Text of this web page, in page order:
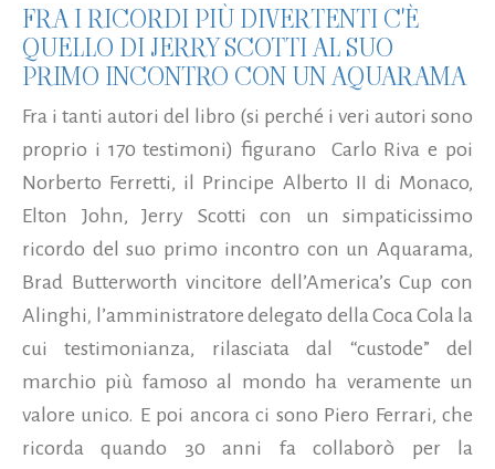
FRA I RICORDI PIÙ DIVERTENTI C'È
QUELLO DI JERRY SCOTTI AL SUO
PRIMO INCONTRO CON UN AQUARAMA
Fra i tanti autori del libro (si perché i veri autori sono
proprio i 170 testimoni) figurano Carlo Riva e poi
Norberto Ferretti, il Principe Alberto II di Monaco,
Elton John, Jerry Scotti con un simpaticissimo
ricordo del suo primo incontro con un Aquarama,
Brad Butterworth vincitore dell’America’s Cup con
Alinghi, l’amministratore delegato della Coca Cola la
cui testimonianza, rilasciata dal “custode” del
marchio più famoso al mondo ha veramente un
valore unico. E poi ancora ci sono Piero Ferrari, che
ricorda quando 30 anni fa collaborò per la